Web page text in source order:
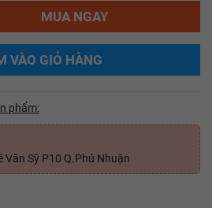
MUA NGAY
VÀO GIỎ HÀNG
phẩm:
Sỹ P10 Q.Phú Nhuận